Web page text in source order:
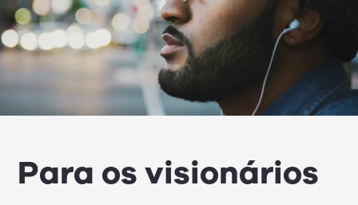
Para os visionários